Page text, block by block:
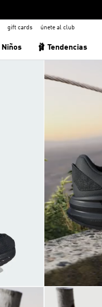
gift cards únete al club
Niños 🩰 Tendencias